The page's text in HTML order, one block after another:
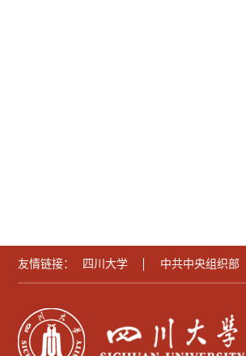
友情链接： 四川大学 中共中央组织部